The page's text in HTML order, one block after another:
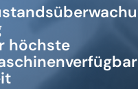
höchste